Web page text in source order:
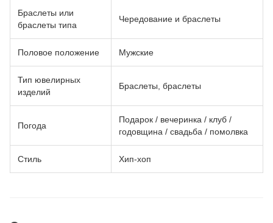
Браслеты или
браслеты типа
Чередование и браслеты
Половое положение Мужские
Тип ювелирных
изделий
Браслеты, браслеты
Погода
Подарок / вечеринка / клуб /
годовщина / свадьба / помолвка
Стиль Хип-хоп